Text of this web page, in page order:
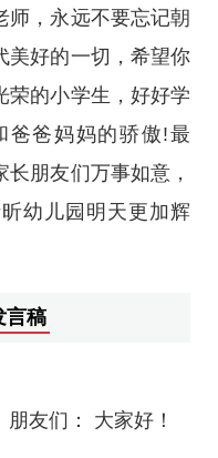
师，永远不要忘记朝
美好的一切，希望你
荣的小学生，好好学
爸爸妈妈的骄傲!最
朋友们万事如意，
幼儿园明天更加辉
言稿
友们： 大家好！